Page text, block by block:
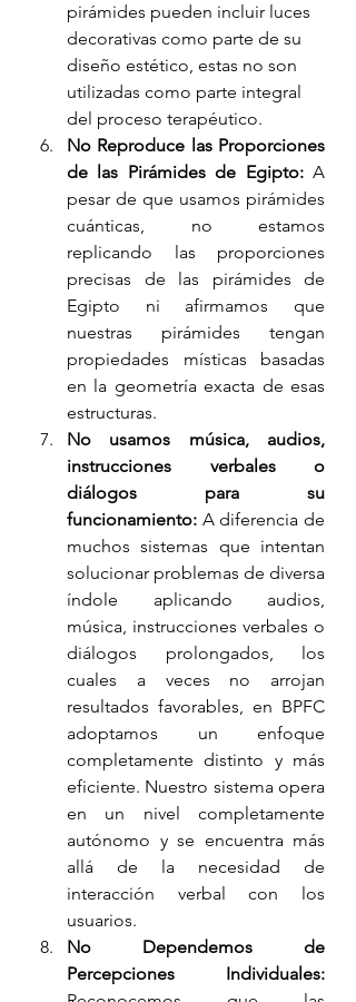
pirámides pueden incluir luces
decorativas como parte de su
diseño estético, estas no son
utilizadas como parte integral
del proceso terapéutico.
No Reproduce las Proporciones
de las Pirámides de Egipto: A
pesar de que usamos pirámides
cuánticas, no estamos
replicando las proporciones
precisas de las pirámides de
Egipto ni afirmamos que
nuestras pirámides tengan
propiedades místicas basadas
en la geometría exacta de esas
estructuras.
No usamos música, audios,
instrucciones verbales o
diálogos para su
funcionamiento: A diferencia de
muchos sistemas que intentan
solucionar problemas de diversa
índole aplicando audios,
música, instrucciones verbales o
diálogos prolongados, los
cuales a veces no arrojan
resultados favorables, en BPFC
adoptamos un enfoque
completamente distinto y más
eficiente. Nuestro sistema opera
en un nivel completamente
autónomo y se encuentra más
allá de la necesidad de
interacción verbal con los
usuarios.
No Dependemos de
Percepciones Individuales: